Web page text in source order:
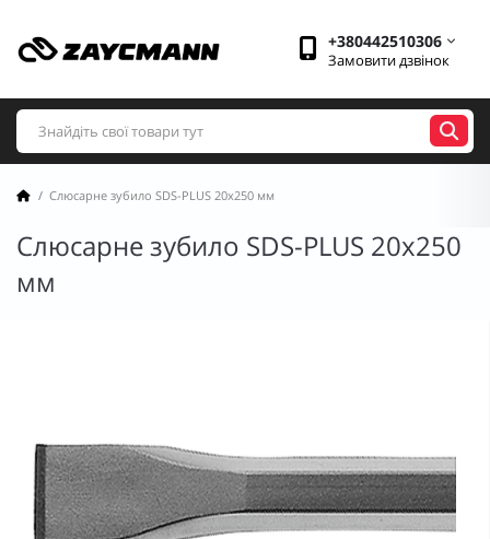
+380442510306
Замовити дзвінок
Слюсарне зубило SDS-PLUS 20x250 мм
Слюсарне зубило SDS-PLUS 20x250
мм